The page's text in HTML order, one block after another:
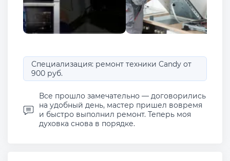
Специализация: ремонт техники Candy от
900 руб.
Все прошло замечательно — договорились
на удобный день, мастер пришел вовремя
и быстро выполнил ремонт. Теперь моя
духовка снова в порядке.